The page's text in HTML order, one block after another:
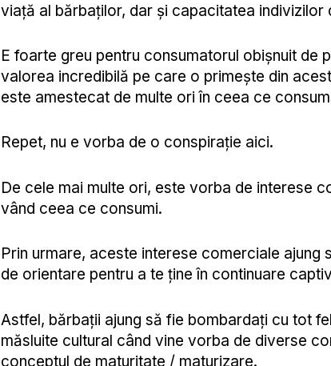
viață al bărbaților, dar și capacitatea indivizilor
E foarte greu pentru consumatorul obișnuit de
valorea incredibilă pe care o primește din
este amestecat de multe ori în ceea ce
Repet, nu e vorba de o conspirație aici.
De cele mai multe ori, este vorba de interese
vând ceea ce consumi.
Prin urmare, aceste interese comerciale ajung
de orientare pentru a te ține în continuare
Astfel, bărbații ajung să fie bombardați cu tot
măsluite cultural când vine vorba de diverse
conceptul de maturitate / maturizare.